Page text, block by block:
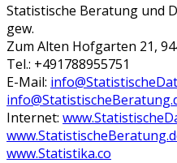
Statistische Beratung und
gew.
Zum Alten Hofgarten 21,
Tel.: +491788955751
E-Mail:
Internet:
www.Statistika.co